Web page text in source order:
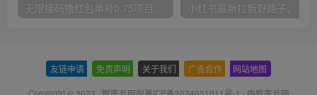
无限接码撸红包单号0.75项目无偿分享给你【揭秘】
友链申请 免责声明 关于我们 广告合作 网站地图